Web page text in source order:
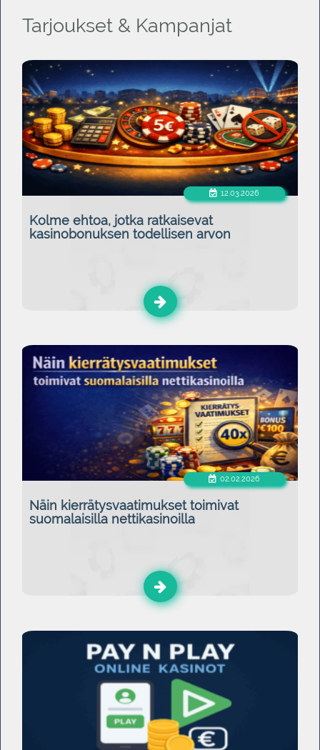
Tarjoukset & Kampanjat
12.03.2026
Kolme ehtoa, jotka ratkaisevat
kasinobonuksen todellisen arvon
02.02.2026
Näin kierrätysvaatimukset toimivat
suomalaisilla nettikasinoilla